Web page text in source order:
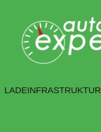
LADEINFRASTRUKTUR